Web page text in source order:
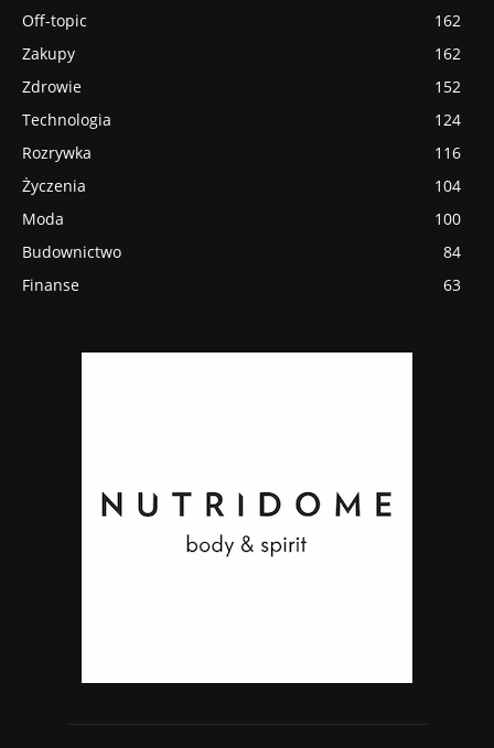
Off-topic
162
Zakupy
162
Zdrowie
152
Technologia
124
Rozrywka
116
Życzenia
104
Moda
100
Budownictwo
84
Finanse
63